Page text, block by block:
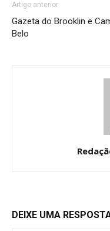
Artigo anterior
Gazeta do Brooklin e
Belo
DEIXE UMA